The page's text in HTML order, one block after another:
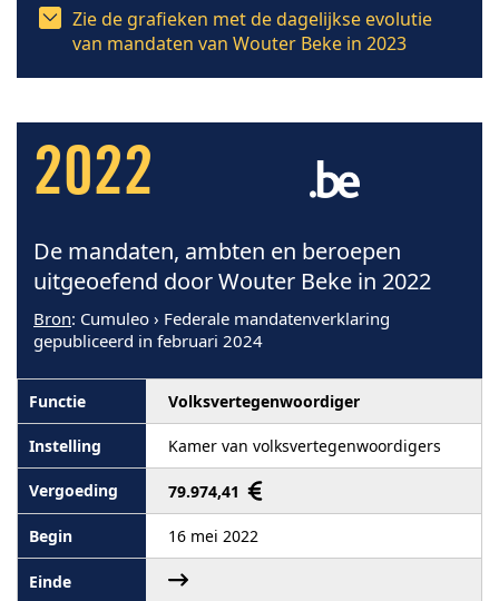
Zie de grafieken met de dagelijkse evolutie
van mandaten van Wouter Beke in 2023
2022
De mandaten, ambten en beroepen
uitgeoefend door Wouter Beke in 2022
Bron: Cumuleo › Federale mandatenverklaring
gepubliceerd in februari 2024
Volksvertegenwoordiger
Kamer van volksvertegenwoordigers
79.974,41
16 mei 2022